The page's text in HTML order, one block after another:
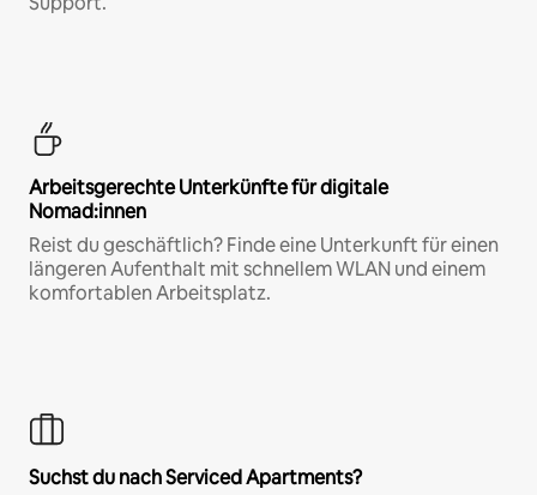
Arbeitsgerechte Unterkünfte für digitale
Nomad:innen
Reist du geschäftlich? Finde eine Unterkunft für einen
längeren Aufenthalt mit schnellem WLAN und einem
komfortablen Arbeitsplatz.
Suchst du nach Serviced Apartments?